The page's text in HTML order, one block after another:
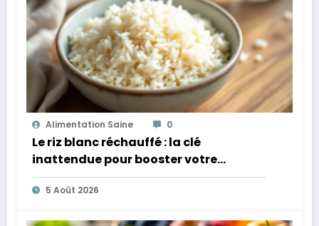
Alimentation Saine 0
Le riz blanc réchauffé : la clé
inattendue pour booster votre
microbiote
5 Août 2026